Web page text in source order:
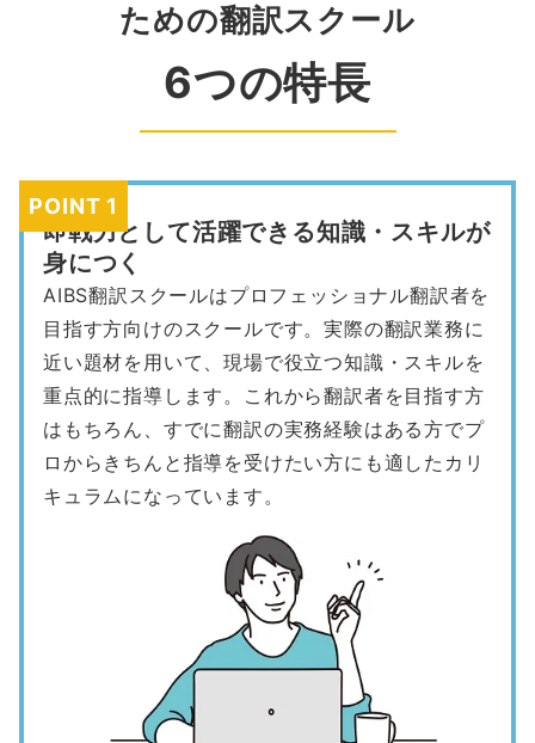
ための翻訳スクール
6つの特長
POINT 1
即戦力として活躍できる知識・スキルが
身につく
AIBS翻訳スクールはプロフェッショナル翻訳者を
目指す方向けのスクールです。実際の翻訳業務に
近い題材を用いて、現場で役立つ知識・スキルを
重点的に指導します。これから翻訳者を目指す方
はもちろん、すでに翻訳の実務経験はある方でプ
ロからきちんと指導を受けたい方にも適したカリ
キュラムになっています。